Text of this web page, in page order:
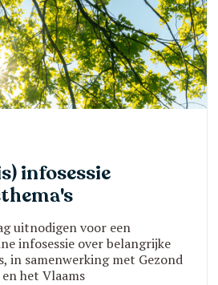
infosessie
uitnodigen voor een
infosessie over belangrijke
in samenwerking met Gezond
en het Vlaams